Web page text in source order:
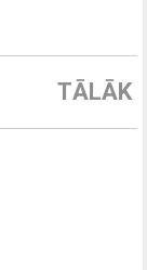
TĀLĀK